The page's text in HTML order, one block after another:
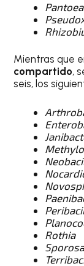
Pantoea
Mientras que
compartido,
seis, los
Rothia